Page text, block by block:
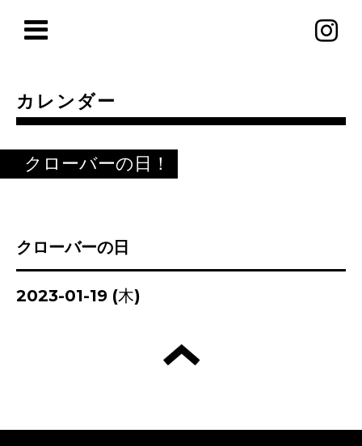
カレンダー
クローバーの日！
クローバーの日
2023-01-19 (木)